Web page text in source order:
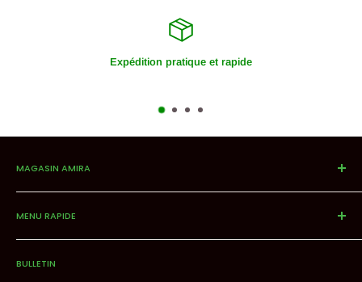
Expédition pratique et rapide
MAGASIN AMIRA
Magasin offrant un large assortiment de noix, de fruits secs,
d'épices et d'aliments du Moyen-Orient aux meilleurs prix.
MENU RAPIDE
Acceuil
Livraison & expéditions
BULLETIN